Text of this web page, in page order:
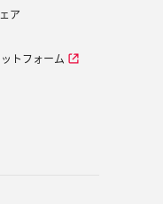
ア
トフォーム